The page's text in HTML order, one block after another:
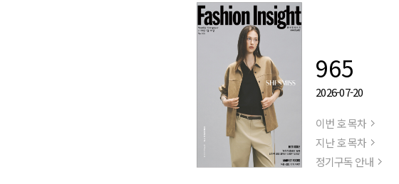
965
2026-07-20
이번 호 목차
지난 호 목차
정기구독 안내